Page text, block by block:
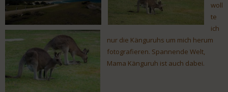
woll
te
ich
nur die Känguruhs um mich herum
fotografieren. Spannende Welt,
Mama Känguruh ist auch dabei.